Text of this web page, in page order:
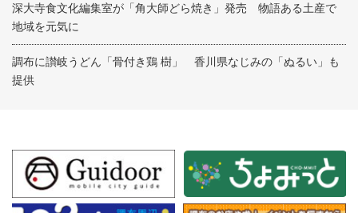
深大寺食文化編集室が「角大師どら焼き」発売 物語ある土産で
地域を元気に
調布に讃岐うどん「骨付き鶏 樹」 香川県なじみの「ぬるい」も
提供